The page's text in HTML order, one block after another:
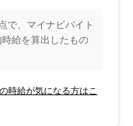
で、マイナビバイト
給を算出したもの
時給が気になる方はこ